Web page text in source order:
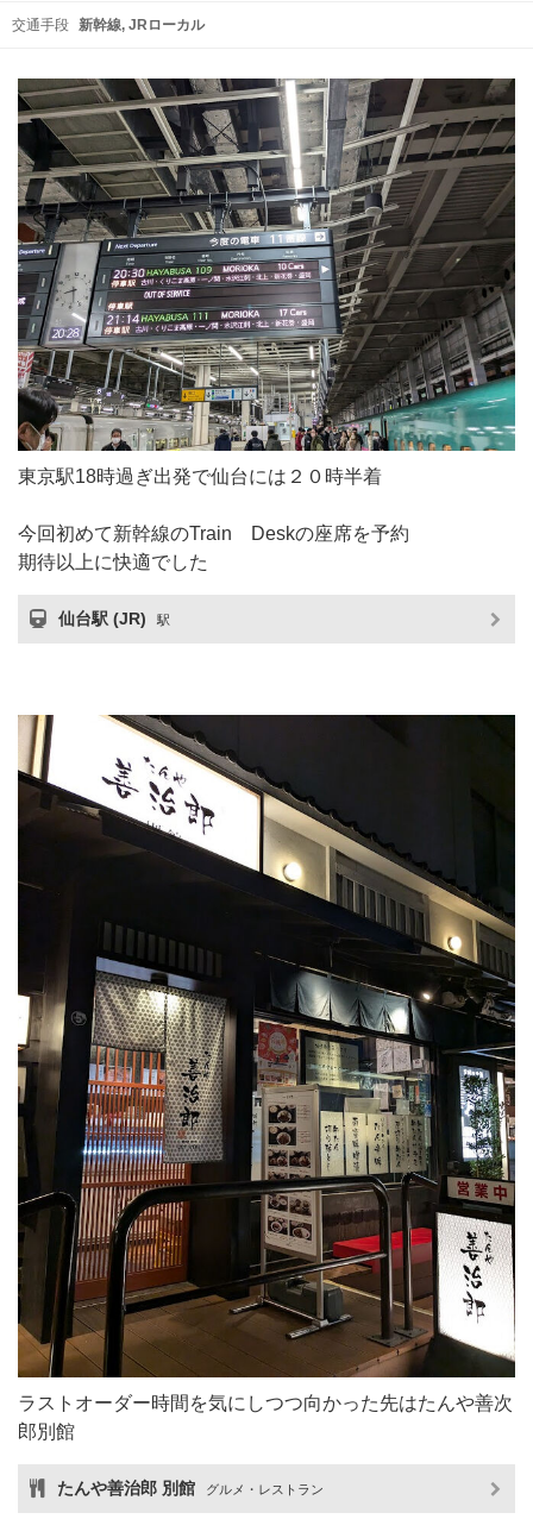
交通手段 新幹線 JRローカル
東京駅18時過ぎ出発で仙台には２０時半着
今回初めて新幹線のTrain Deskの座席を予約
期待以上に快適でした
仙台駅 (JR) 駅
ラストオーダー時間を気にしつつ向かった先はたんや善次
郎別館
たんや善治郎 別館 グルメ・レストラン